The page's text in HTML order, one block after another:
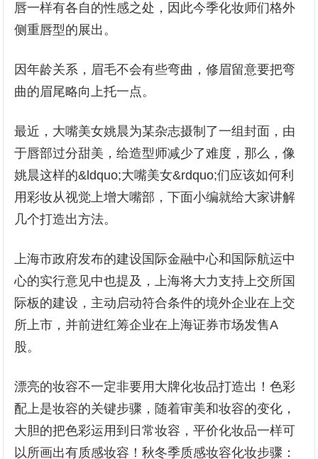
唇一样有各自的性感之处，因此今季化妆师们格外
侧重唇型的展出。
因年龄关系，眉毛不会有些弯曲，修眉留意要把弯
曲的眉尾略向上托一点。
最近，大嘴美女姚晨为某杂志摄制了一组封面，由
于唇部过分甜美，给造型师减少了难度，那么，像
姚晨这样的&ldquo;大嘴美女&rdquo;们应该如何利
用彩妆从视觉上增大嘴部，下面小编就给大家讲解
几个打造出方法。
上海市政府发布的建设国际金融中心和国际航运中
心的实行意见中也提及，上海将大力支持上交所国
际板的建设，主动启动符合条件的境外企业在上交
所上市，并前进红筹企业在上海证券市场发售A
股。
漂亮的妆容不一定非要用大牌化妆品打造出！色彩
配上是妆容的关键步骤，随着审美和妆容的变化，
大胆的把色彩运用到日常妆容，平价化妆品一样可
以所画出有质感妆容！秋冬季质感妆容化妆步骤：